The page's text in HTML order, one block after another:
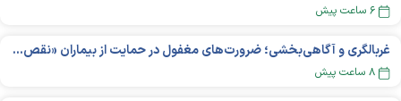
۶ ساعت پیش
غربالگری و آگاهی‌بخشی؛ ضرورت‌های مغفول در حمایت از بیماران «نقص ایمنی اولیه»
۸ ساعت پیش